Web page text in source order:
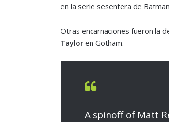
en la serie sesentera de
Otras encarnaciones fueron la
Tayloren Gotham.
A spinoff of Matt